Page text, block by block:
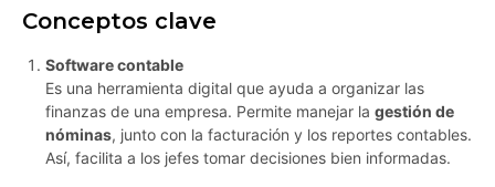
Conceptos clave
Software contable
Es una herramienta digital que ayuda a organizar las
finanzas de una empresa. Permite manejar la gestión de
nóminas, junto con la facturación y los reportes contables.
Así, facilita a los jefes tomar decisiones bien informadas.